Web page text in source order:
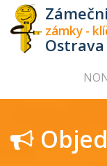
zámky -
Ostrava